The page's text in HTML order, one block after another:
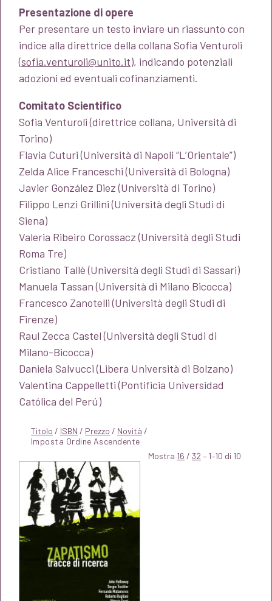
Presentazione di opere
Per presentare un testo inviare un riassunto con
indice alla direttrice della collana Sofia Venturoli
(sofia.venturoli@unito.it), indicando potenziali
adozioni ed eventuali cofinanziamenti.
Comitato Scientifico
Sofia Venturoli (direttrice collana, Università di
Torino)
Flavia Cuturi (Università di Napoli “L’Orientale”)
Zelda Alice Franceschi (Università di Bologna)
Javier González Diez (Università di Torino)
Filippo Lenzi Grillini (Università degli Studi di
Siena)
Valeria Ribeiro Corossacz (Università degli Studi
Roma Tre)
Cristiano Tallè (Università degli Studi di Sassari)
Manuela Tassan (Università di Milano Bicocca)
Francesco Zanotelli (Università degli Studi di
Firenze)
Raul Zecca Castel (Università degli Studi di
Milano-Bicocca)
Daniela Salvucci (Libera Università di Bolzano)
Valentina Cappelletti (Pontificia Universidad
Católica del Perú)
Titolo / ISBN / Prezzo / Novità /
Mostra 16 / 32 – 1–10 di 10